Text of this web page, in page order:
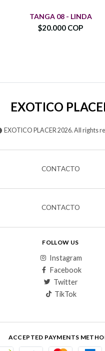
TANGA 08 - LINDA
$20.000 COP
EXOTICO
EXOTICO PLACER 2026. All rights
CONTACTO
CONTACTO
FOLLOW US
Instagram
Facebook
Twitter
TikTok
ACCEPTED PAYMENTS